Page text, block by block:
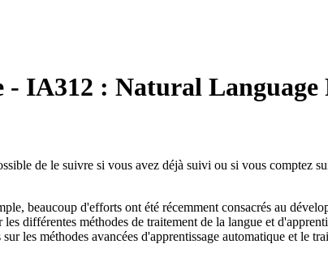
- IA312 : Natural Language
de le suivre si vous avez déjà suivi ou si vous comptez
beaucoup d'efforts ont été récemment consacrés au
différentes méthodes de traitement de la langue et
les méthodes avancées d'apprentissage automatique et le